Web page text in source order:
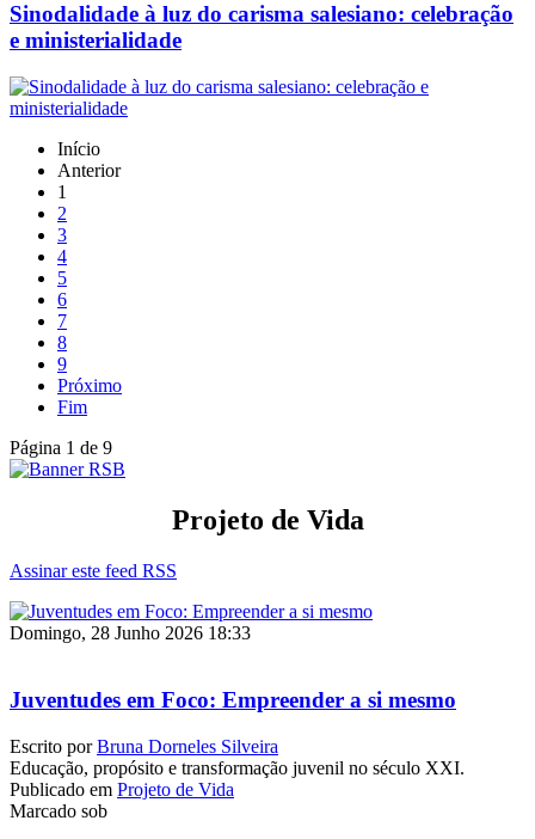
Sinodalidade à luz do carisma salesiano: celebração
e ministerialidade
Início
Anterior
1
2
3
4
5
6
7
8
9
Próximo
Fim
Página 1 de 9
Projeto de Vida
Assinar este feed RSS
Domingo, 28 Junho 2026 18:33
Juventudes em Foco: Empreender a si mesmo
Escrito porBruna Dorneles Silveira
Educação, propósito e transformação juvenil no século XXI.
Publicado em Projeto de Vida
Marcado sob